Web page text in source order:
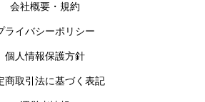
会社概要・規約
ライバシーポリシー
個人情報保護方針
商取引法に基づく表記